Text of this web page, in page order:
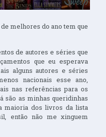
melhores do ano tem que
de autores e séries que
que eu esperava
alguns autores e séries
nacionais esse ano,
nas referências para os
são as minhas queridinhas
maioria dos livros da lista
então não me xinguem